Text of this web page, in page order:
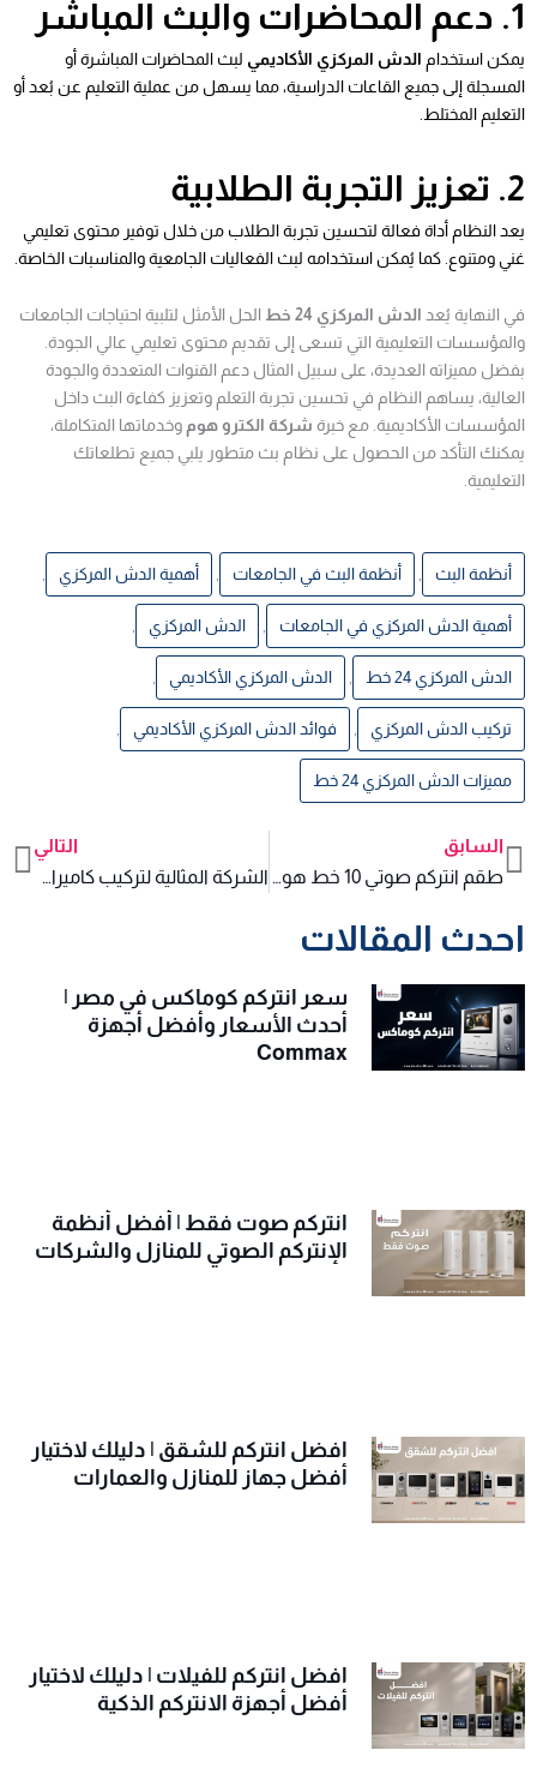
1. دعم المحاضرات والبث المباشر
يمكن استخدام الدش المركزي الأكاديمي لبث المحاضرات المباشرة أو
المسجلة إلى جميع القاعات الدراسية، مما يسهل من عملية التعليم عن بُعد أو
التعليم المختلط.
2. تعزيز التجربة الطلابية
يعد النظام أداة فعالة لتحسين تجربة الطلاب من خلال توفير محتوى تعليمي
غني ومتنوع. كما يُمكن استخدامه لبث الفعاليات الجامعية والمناسبات الخاصة.
في النهاية يُعد الدش المركزي 24 خط
الحل الأمثل لتلبية احتياجات الجامعات
والمؤسسات التعليمية التي تسعى إلى تقديم محتوى تعليمي عالي الجودة.
بفضل مميزاته العديدة، على سبيل المثال دعم القنوات المتعددة والجودة
العالية، يساهم النظام في تحسين تجربة التعلم وتعزيز كفاءة البث داخل
المؤسسات الأكاديمية. مع خبرة شركة الكترو هوم وخدماتها المتكاملة،
يمكنك التأكد من الحصول على نظام بث متطور يلبي جميع تطلعاتك
التعليمية.
أنظمة البث أنظمة البث في الجامعات أهمية الدش المركزي
أهمية الدش المركزي في الجامعات الدش المركزي
الدش المركزي 24 خط الدش المركزي الأكاديمي
تركيب الدش المركزي فوائد الدش المركزي الأكاديمي
مميزات الدش المركزي 24 خط
Prev
السابق
طقم انتركم صوتي 10 خط هو الحل المثالي للفلل السكنية متوسطة الحجم
التالي
الشركة المثالية لتركيب كاميرات مراقبة للمنازل بجودة مضمونة
احدث المقالات
سعر انتركم كوماكس في مصر |
أحدث الأسعار وأفضل أجهزة
Commax
انتركم صوت فقط | أفضل أنظمة
الإنتركم الصوتي للمنازل والشركات
افضل انتركم للشقق | دليلك لاختيار
أفضل جهاز للمنازل والعمارات
افضل انتركم للفيلات | دليلك لاختيار
أفضل أجهزة الانتركم الذكية